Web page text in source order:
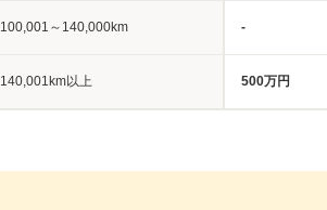
100,001～140,000km -
140,001km以上 500万円